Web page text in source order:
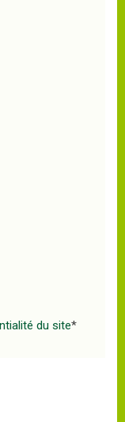
du site*